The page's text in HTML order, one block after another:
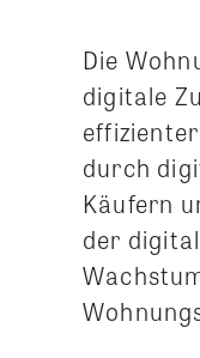
Die
digitale
durch
Käufern
der